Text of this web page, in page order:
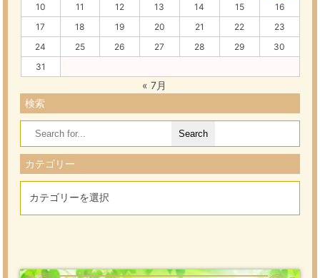
10
11 12 13 14 15
16
17
18 19 20 21 22
23
24
25 26 27 28 29
30
31
« 7月
検索
Search
for:
カテゴリー